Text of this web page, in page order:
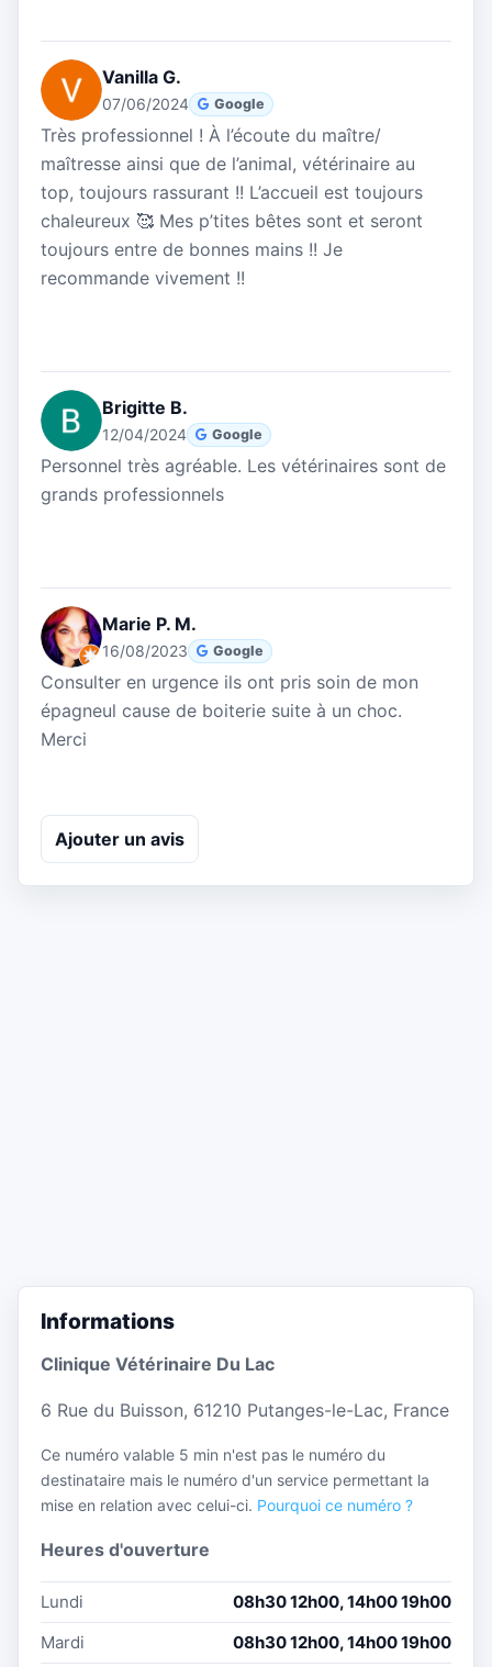
Vanilla G.
07/06/2024 Google
Très professionnel ! À l’écoute du maître/
maîtresse ainsi que de l’animal, vétérinaire au
top, toujours rassurant !! L’accueil est toujours
chaleureux 🥰 Mes p’tites bêtes sont et seront
toujours entre de bonnes mains !! Je
recommande vivement !!
Brigitte B.
12/04/2024 Google
Personnel très agréable. Les vétérinaires sont de
grands professionnels
Marie P. M.
16/08/2023 Google
Consulter en urgence ils ont pris soin de mon
épagneul cause de boiterie suite à un choc.
Merci
Ajouter un avis
Informations
Clinique Vétérinaire Du Lac
6 Rue du Buisson, 61210 Putanges-le-Lac, France
Ce numéro valable 5 min n'est pas le numéro du
destinataire mais le numéro d'un service permettant la
mise en relation avec celui-ci. Pourquoi ce numéro ?
Heures d'ouverture
Lundi
08h30 12h00, 14h00 19h00
Mardi
08h30 12h00, 14h00 19h00